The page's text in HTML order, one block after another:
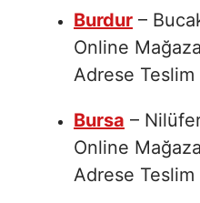
Burdur –
Online
Adrese Teslim
Bursa –
Online
Adrese Teslim